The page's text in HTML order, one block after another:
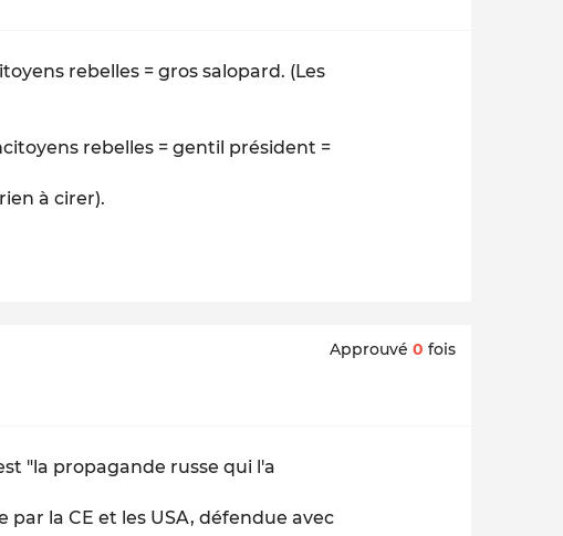
rebelles = gros salopard. (Les
rebelles = gentil président =
à cirer).
Approuvé 0 fois
"la propagande russe qui l'a
la CE et les USA, défendue avec